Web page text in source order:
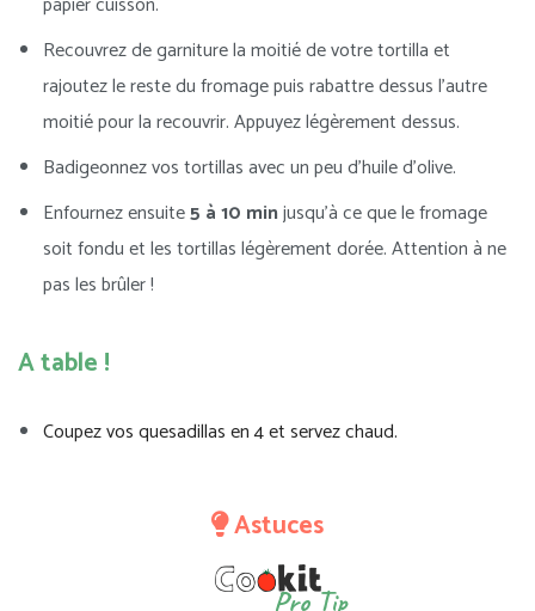
Recouvrez de garniture la moitié de votre tortilla et
rajoutez le reste du fromage puis rabattre dessus l’autre
moitié pour la recouvrir. Appuyez légèrement dessus.
Badigeonnez vos tortillas avec un peu d’huile d’olive.
Enfournez ensuite5 à 10 minjusqu’à ce que le fromage
soit fondu et les tortillas légèrement dorée. Attention à ne
pas les brûler !
A table !
Coupez vos quesadillas en 4 et servez chaud.
Astuces
Pro Tip